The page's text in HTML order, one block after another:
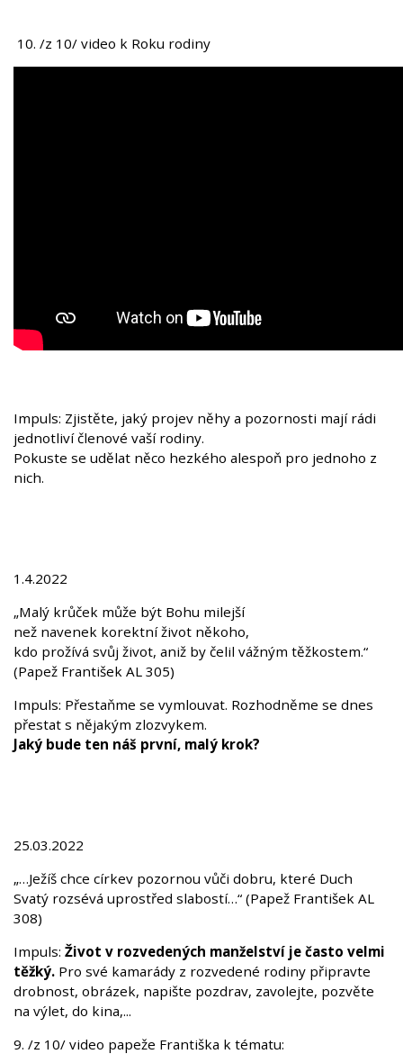
10. /z 10/ video k Roku rodiny
Impuls: Zjistěte, jaký projev něhy a pozornosti mají rádi
jednotliví členové vaší rodiny.
Pokuste se udělat něco hezkého alespoň pro jednoho z
nich.
1.4.2022
„Malý krůček může být Bohu milejší
než navenek korektní život někoho,
kdo prožívá svůj život, aniž by čelil vážným těžkostem.“
(Papež František AL 305)
Impuls: Přestaňme se vymlouvat. Rozhodněme se dnes
přestat s nějakým zlozvykem.
Jaký bude ten náš první, malý krok?
25.03.2022
„…Ježíš chce církev pozornou vůči dobru, které Duch
Svatý rozsévá uprostřed slabostí…“ (Papež František AL
308)
Impuls: Život v rozvedených manželství je často velmi
těžký. Pro své kamarády z rozvedené rodiny připravte
drobnost, obrázek, napište pozdrav, zavolejte, pozvěte
na výlet, do kina,...
9. /z 10/ video papeže Františka k tématu: